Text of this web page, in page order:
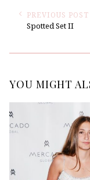
PREVIOUS POST
Spotted Set II
YOU MIGHT